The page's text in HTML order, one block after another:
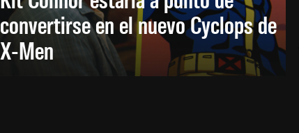
convertirse en el nuevo Cyclops de
X-Men